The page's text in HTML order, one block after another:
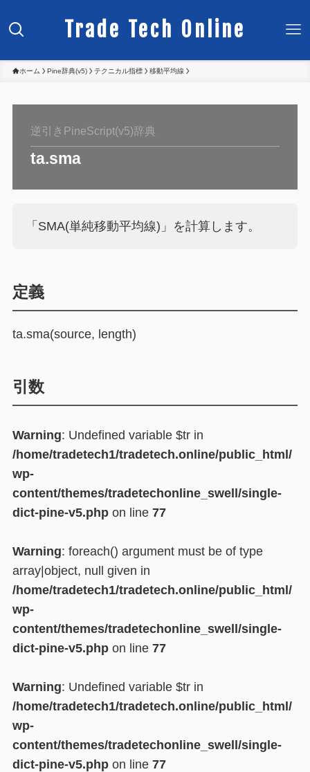
Trade Tech Online
ホーム Pine辞典(v5) テクニカル指標 移動平均線
逆引きPineScript(v5)辞典
ta.sma
「SMA(単純移動平均線)」を計算します。
定義
ta.sma(source, length)
引数
Warning: Undefined variable $tr in
/home/tradetech1/tradetech.online/public_html/
wp-
content/themes/tradetechonline_swell/single-
dict-pine-v5.phpon line 77
Warning: foreach() argument must be of type
array|object, null given in
/home/tradetech1/tradetech.online/public_html/
wp-
content/themes/tradetechonline_swell/single-
dict-pine-v5.phpon line 77
Warning: Undefined variable $tr in
/home/tradetech1/tradetech.online/public_html/
wp-
content/themes/tradetechonline_swell/single-
dict-pine-v5.phpon line 77